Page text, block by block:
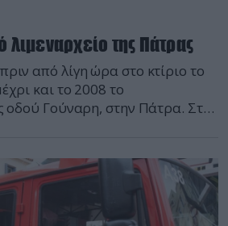
της Πάτρας
από λίγη ώρα στο κτίριο το
και το 2008 το
οδού Γούναρη, στην Πάτρα. Στο
το 2008 όταν χτυπήθηκε από τον
στο συγκεκριμένο οίκημα